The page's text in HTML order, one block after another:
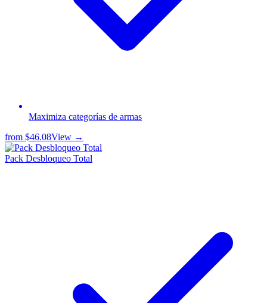
Maximiza categorías de armas
from $46.08View →
Pack Desbloqueo Total